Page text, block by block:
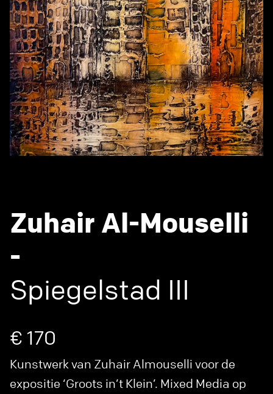
Zuhair Al-Mouselli
-
Spiegelstad III
€ 170
Kunstwerk van Zuhair Almouselli voor de
expositie ‘Groots in’t Klein’. Mixed Media op